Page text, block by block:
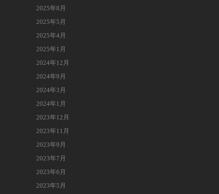
2025年8月
2025年5月
2025年4月
2025年1月
2024年12月
2024年9月
2024年3月
2024年1月
2023年12月
2023年11月
2023年9月
2023年7月
2023年6月
2023年5月